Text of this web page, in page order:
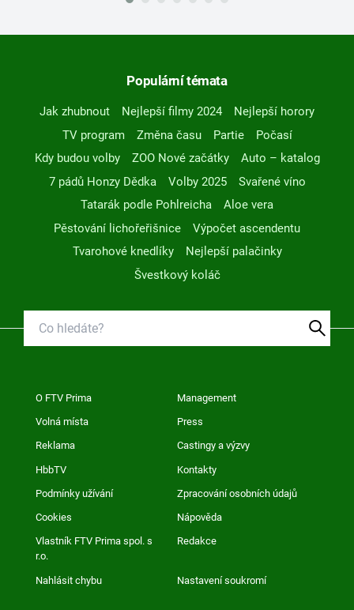
Populární témata
Jak zhubnout Nejlepší filmy 2024
Nejlepší horory
TV program
Změna času Partie
Počasí
Kdy budou volby
ZOO Nové začátky
Auto – katalog
7 pádů Honzy Dědka
Volby 2025
Svařené víno
Tatarák podle Pohlreicha
Aloe vera
Pěstování lichořeřišnice
Výpočet ascendentu
Tvarohové knedlíky
Nejlepší palačinky
Švestkový koláč
O FTV Prima Management
Volná místa Press
Reklama Castingy a výzvy
HbbTV Kontakty
Podmínky užívání Zpracování osobních údajů
Cookies Nápověda
Vlastník FTV Prima spol. s
r.o.
Redakce
Nahlásit chybu Nastavení soukromí